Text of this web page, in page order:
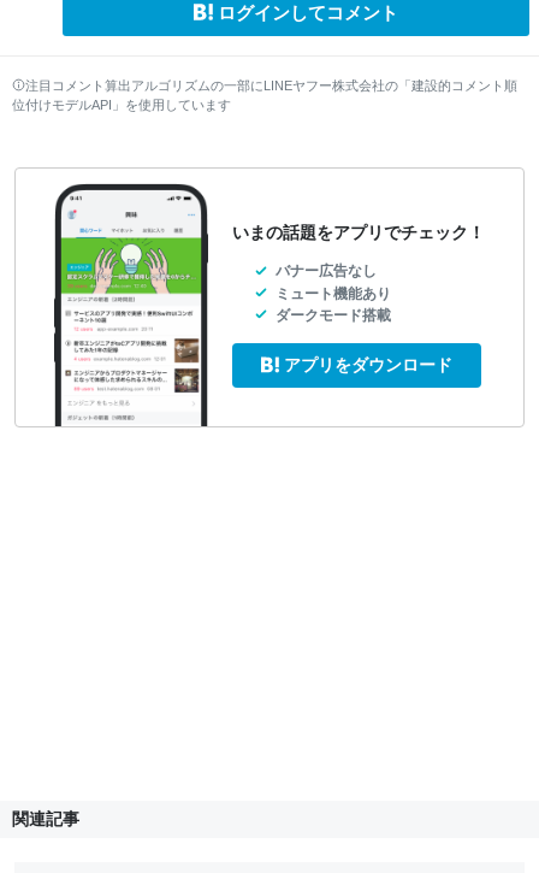
ログインしてコメント
注目コメント算出アルゴリズムの一部にLINEヤフー株式会社の「建設的コメント順
位付けモデルAPI」を使用しています
いまの話題をアプリでチェック！
バナー広告なし
ミュート機能あり
ダークモード搭載
アプリをダウンロード
関連記事